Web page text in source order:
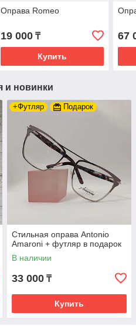
Оправа Romeo
19 000₸
Купить
67
и новинки
+Футляр Подарок
Стильная оправа Antonio
Amaroni + футляр в подарок
В наличии
33 000 ₸
Купить